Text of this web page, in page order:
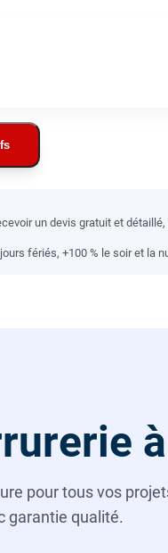
un devis gratuit et
fériés, +100 % le soir et la
pour tous vos
garantie qualité.